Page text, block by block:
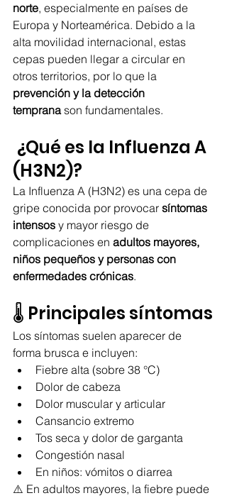
norte, especialmente en países de
Europa y Norteamérica. Debido a la
alta movilidad internacional, estas
cepas pueden llegar a circular en
otros territorios, por lo que la
prevención y la detección
temprana son fundamentales.
¿Qué es la Influenza A
(H3N2)?
La Influenza A (H3N2) es una cepa de
gripe conocida por provocar síntomas
intensos y mayor riesgo de
complicaciones en adultos mayores,
niños pequeños y personas con
enfermedades crónicas.
🌡️ Principales síntomas
Los síntomas suelen aparecer de
forma brusca e incluyen:
Fiebre alta (sobre 38 °C)
Dolor de cabeza
Dolor muscular y articular
Cansancio extremo
Tos seca y dolor de garganta
Congestión nasal
En niños: vómitos o diarrea
⚠️ En adultos mayores, la fiebre puede